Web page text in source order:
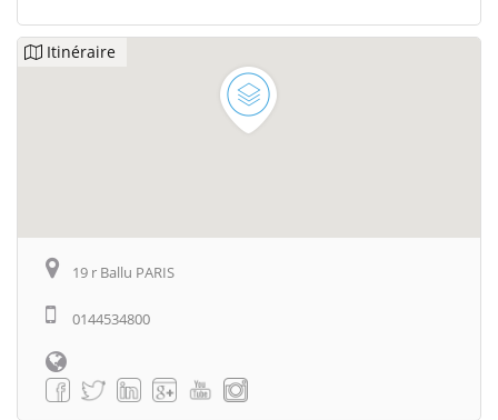
Itinéraire
19 r Ballu PARIS
0144534800